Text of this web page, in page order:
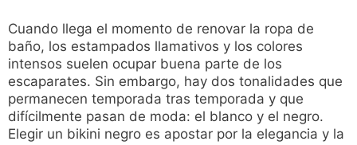
Cuando llega el momento de renovar la ropa de
baño, los estampados llamativos y los colores
intensos suelen ocupar buena parte de los
escaparates. Sin embargo, hay dos tonalidades que
permanecen temporada tras temporada y que
difícilmente pasan de moda: el blanco y el negro.
Elegir un bikini negro es apostar por la elegancia y la